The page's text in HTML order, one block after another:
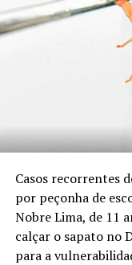
Casos recorrentes
por peçonha de
Nobre Lima, de 11
calçar o sapato no
para a